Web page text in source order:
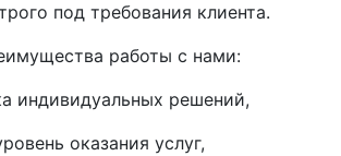
под требования клиента.
работы с нами:
индивидуальных решений,
оказания услуг,